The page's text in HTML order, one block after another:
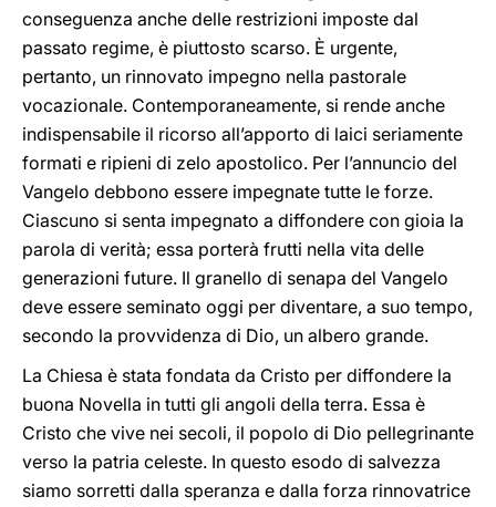
conseguenza anche delle restrizioni imposte dal
passato regime, è piuttosto scarso. È urgente,
pertanto, un rinnovato impegno nella pastorale
vocazionale. Contemporaneamente, si rende anche
indispensabile il ricorso all’apporto di laici seriamente
formati e ripieni di zelo apostolico. Per l’annuncio del
Vangelo debbono essere impegnate tutte le forze.
Ciascuno si senta impegnato a diffondere con gioia la
parola di verità; essa porterà frutti nella vita delle
generazioni future. Il granello di senapa del Vangelo
deve essere seminato oggi per diventare, a suo tempo,
secondo la provvidenza di Dio, un albero grande.
La Chiesa è stata fondata da Cristo per diffondere la
buona Novella in tutti gli angoli della terra. Essa è
Cristo che vive nei secoli, il popolo di Dio pellegrinante
verso la patria celeste. In questo esodo di salvezza
siamo sorretti dalla speranza e dalla forza rinnovatrice